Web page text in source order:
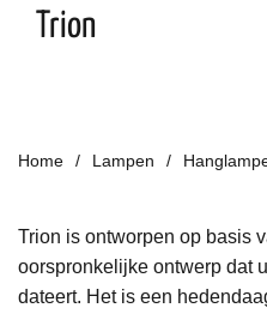
Trion
Home Lampen
Trion is ontworpen op basis
oorspronkelijke ontwerp dat
dateert. Het is een